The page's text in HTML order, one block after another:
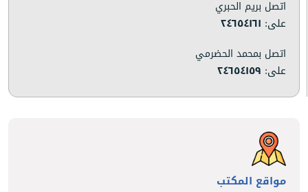
اتصل بريم الحبري
على: ٢٤٦٥٤١٦١
اتصل بمحمد الحضرمي
على: ٢٤٦٥٤١٥٩
مواقع المكتب